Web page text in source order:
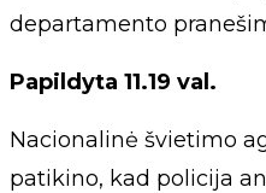
departamento
Papildyta 11.19 val.
Nacionalinė švietimo
patikino, kad policija